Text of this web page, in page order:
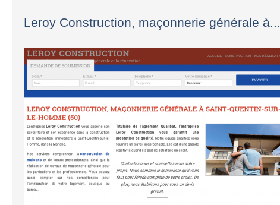
Leroy Construction, maçonnerie générale à...